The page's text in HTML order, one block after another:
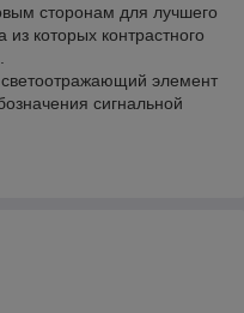
сторонам для лучшего
которых контрастного
элемент
сигнальной